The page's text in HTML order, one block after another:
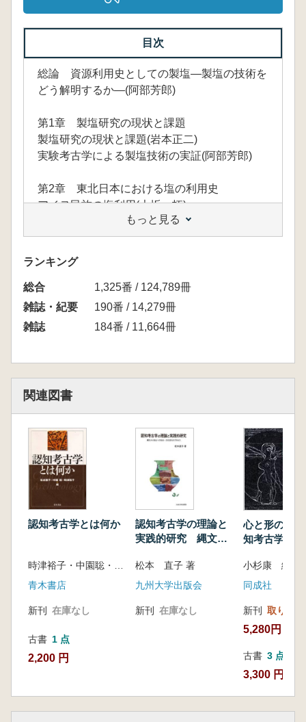
目次
総論 資源利用史としての製塩―製塩の技術を
どう解明するか―(阿部芳郎)
第1章 製塩研究の現状と課題
製塩研究の現状と課題(岩本正二)
実験考古学による製塩技術の実証(阿部芳郎)
第2章 東北日本における塩の利用史
アイヌ民族の塩利用(大坂 拓)
東北地方の縄文製塩の特徴(高橋 満)
特定地域①
松島湾における縄文～古代の製塩(菅原弘樹)
関東の製塩遺跡の特徴(宮内慶介)
特定地域②
霞ヶ浦沿岸における縄文製塩(亀井 翼)
縄文時代における製塩土器の出現と製塩活動―
東海の製塩遺跡(川添和暁)
都城の塩― 政治的中枢と古代の塩・食文化
―(神野 恵)
古代文字資料と塩―木簡文書から―(馬場 基)
四国の古代製塩の展開―古代四国の製塩の背景
九州における製塩土器の出現と地域性(藤本貴
心に―(江上幹幸)
古代食の中の塩―食文化の中の塩―(三舟隆之)
考古学からみた江戸の塩と食文化(追川吉生)
内陸部の塩泉利用(栗島義明)
中国沿岸地域における塩業考古の現状と課題
もっと見る
ランキング
総合
1,325番 / 124,789冊
雑誌・紀要
190番 / 14,279冊
雑誌
184番 / 11,664冊
関連図書
認知考古学とは何か
時津裕子・中園聡・松本直子 編
青木書店
新刊 在庫なし
古書 1 点
2,200 円
認知考古学の理論と
実践的研究 縄文か
化変化のプロセス
松本 直子 著
九州大学出版会
新刊 在庫なし
心と形の考
知考古学の
小杉康 編
同成社
新刊 取り寄せ
5,280円
古書 3 点
3,300 円~